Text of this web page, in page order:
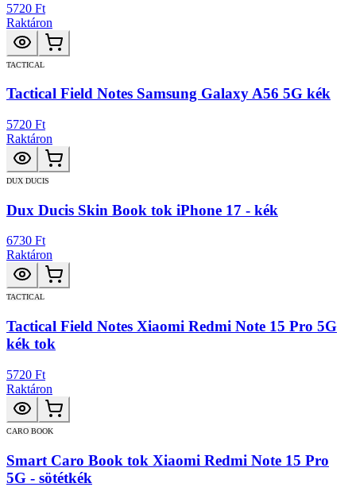
5720 Ft
Raktáron
TACTICAL
Tactical Field Notes Samsung Galaxy A56 5G kék
5720 Ft
Raktáron
DUX DUCIS
Dux Ducis Skin Book tok iPhone 17 - kék
6730 Ft
Raktáron
TACTICAL
Tactical Field Notes Xiaomi Redmi Note 15 Pro 5G
kék tok
5720 Ft
Raktáron
CARO BOOK
Smart Caro Book tok Xiaomi Redmi Note 15 Pro
5G - sötétkék